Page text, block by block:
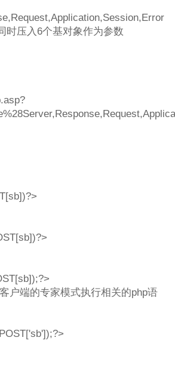
时压入6个基对象作为参数
户端的专家模式执行相关的php语